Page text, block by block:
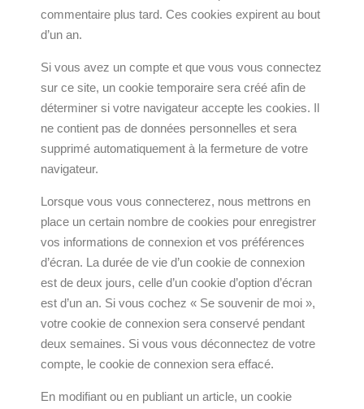
commentaire plus tard. Ces cookies expirent au bout
d’un an.
Si vous avez un compte et que vous vous connectez
sur ce site, un cookie temporaire sera créé afin de
déterminer si votre navigateur accepte les cookies. Il
ne contient pas de données personnelles et sera
supprimé automatiquement à la fermeture de votre
navigateur.
Lorsque vous vous connecterez, nous mettrons en
place un certain nombre de cookies pour enregistrer
vos informations de connexion et vos préférences
d’écran. La durée de vie d’un cookie de connexion
est de deux jours, celle d’un cookie d’option d’écran
est d’un an. Si vous cochez « Se souvenir de moi »,
votre cookie de connexion sera conservé pendant
deux semaines. Si vous vous déconnectez de votre
compte, le cookie de connexion sera effacé.
En modifiant ou en publiant un article, un cookie